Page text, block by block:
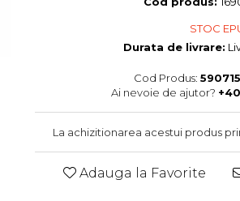
STOC
Durata de livrare:
Cod Produs:
Ai nevoie de ajutor?
La achizitionarea acestui produs
Adauga la Favorite